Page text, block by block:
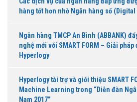
hàng tốt hơn nhờ Ngân hàng số
Ngân hàng TMCP An Bình (ABBANK)
nghệ mới với SMART FORM – Giải
Hyperlogy
Hyperlogy tài trợ và giới thiệu SMART
Machine Learning trong “Diễn đàn
Nam 2017”